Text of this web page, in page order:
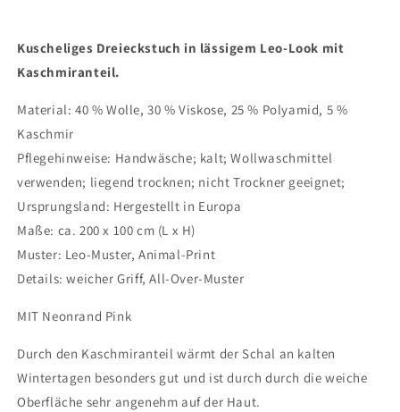
Kuscheliges Dreieckstuch in lässigem Leo-Look mit
Kaschmiranteil.
Material: 40 % Wolle, 30 % Viskose, 25 % Polyamid, 5 %
Kaschmir
Pflegehinweise: Handwäsche; kalt; Wollwaschmittel
verwenden; liegend trocknen; nicht Trockner geeignet;
Ursprungsland: Hergestellt in Europa
Maße: ca. 200 x 100 cm (L x H)
Muster: Leo-Muster, Animal-Print
Details: weicher Griff, All-Over-Muster
MIT Neonrand Pink
Durch den Kaschmiranteil wärmt der Schal an kalten
Wintertagen besonders gut und ist durch durch die weiche
Oberfläche sehr angenehm auf der Haut.